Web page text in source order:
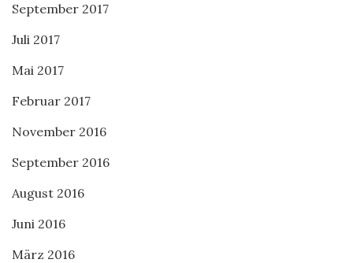
September 2017
Juli 2017
Mai 2017
Februar 2017
November 2016
September 2016
August 2016
Juni 2016
März 2016